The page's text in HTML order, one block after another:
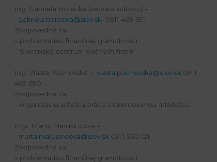
Ing. Gabriela Horecká (vedúca odboru) –
gabriela.horecka@siov.sk
0911 469 691
Zodpovedná za:
– problematiku finančnej gramotnosti
– Slovenské centrum cvičných firiem
Ing. Vlasta Púchovská – vlasta.puchovska@siov.sk 0911
469 690
Zodpovedná za:
– organizáciu súťaží a prácu s talentovanou mládežou
Mgr. Marta Marušincová –
marta.marusincova@siov.sk 0911 550 121
Zodpovedná za:
– problematiku finančnej gramotnosti